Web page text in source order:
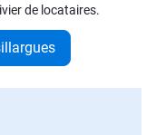
de locataires.